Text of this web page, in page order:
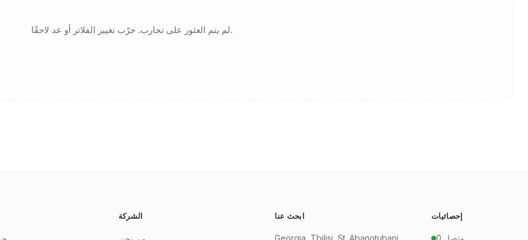
لم يتم العثور على تجارب. جرّب تغيير الفلاتر أو عد لاحقًا.
الشركة ابحث عنا
Georgia, Tbilisi, St. Abanotubani
إحصائيات
0 متصل